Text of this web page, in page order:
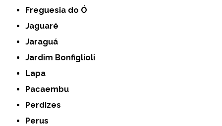
Freguesia do Ó
Jaguaré
Jaraguá
Jardim Bonfiglioli
Lapa
Pacaembu
Perdizes
Perus